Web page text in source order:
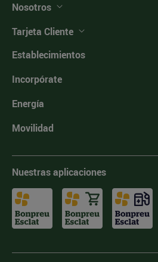
Nosotros
Tarjeta Cliente
Establecimientos
Incorpórate
Energía
Movilidad
Nuestras aplicaciones